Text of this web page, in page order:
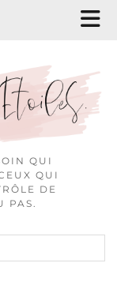
QUI
QUI
DE
PAS.